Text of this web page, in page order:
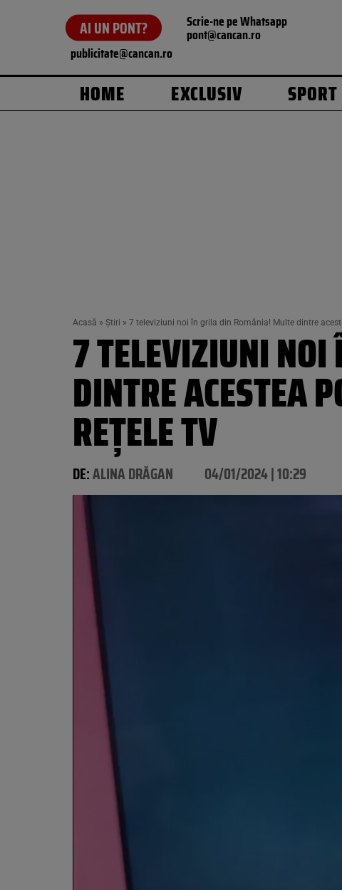
AI UN PONT? Scrie-ne pe Whatsapp
pont@cancan.ro
publicitate@cancan.ro
HOME EXCLUSIV SPORT
Acasă » Știri » 7 televiziuni noi în grila din România! Multe dintre
7 TELEVIZIUNI
DINTRE ACESTEA
REȚELE TV
DE:ALINA DRĂGAN 04/01/2024 | 10:29